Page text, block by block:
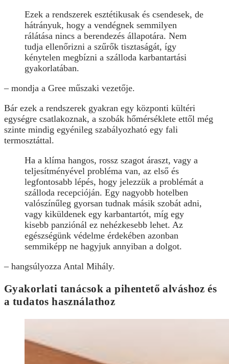
Ezek a rendszerek esztétikusak és csendesek, de
hátrányuk, hogy a vendégnek semmilyen
rálátása nincs a berendezés állapotára. Nem
tudja ellenőrizni a szűrők tisztaságát, így
kénytelen megbízni a szálloda karbantartási
gyakorlatában.
– mondja a Gree műszaki vezetője.
Bár ezek a rendszerek gyakran egy központi kültéri
egységre csatlakoznak, a szobák hőmérséklete ettől még
szinte mindig egyénileg szabályozható egy fali
termosztáttal.
Ha a klíma hangos, rossz szagot áraszt, vagy a
teljesítményével probléma van, az első és
legfontosabb lépés, hogy jelezzük a problémát a
szálloda recepcióján. Egy nagyobb hotelben
valószínűleg gyorsan tudnak másik szobát adni,
vagy kiküldenek egy karbantartót, míg egy
kisebb panziónál ez nehézkesebb lehet. Az
egészségünk védelme érdekében azonban
semmiképp ne hagyjuk annyiban a dolgot.
– hangsúlyozza Antal Mihály.
Gyakorlati tanácsok a pihentető alváshoz és
a tudatos használathoz